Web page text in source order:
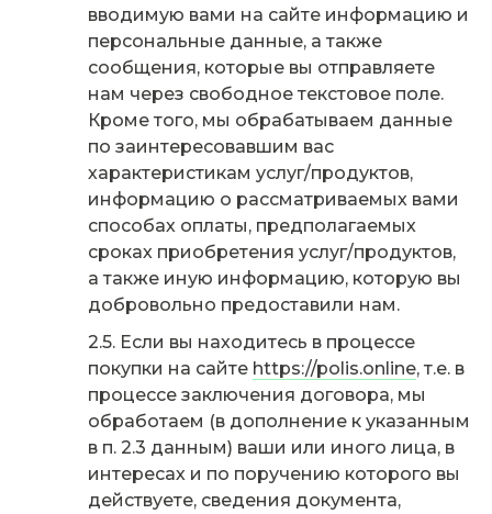
вводимую вами на сайте информацию и
персональные данные, а также
сообщения, которые вы отправляете
нам через свободное текстовое поле.
Кроме того, мы обрабатываем данные
по заинтересовавшим вас
характеристикам услуг/продуктов,
информацию о рассматриваемых вами
способах оплаты, предполагаемых
сроках приобретения услуг/продуктов,
а также иную информацию, которую вы
добровольно предоставили нам.
Если вы находитесь в процессе
покупки на сайте https://polis.online, т.е. в
процессе заключения договора, мы
обработаем (в дополнение к указанным
в п. 2.3 данным) ваши или иного лица, в
интересах и по поручению которого вы
действуете, сведения документа,